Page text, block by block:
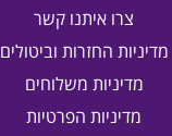
צרו איתנו קשר
מדיניות החזרות וביטולים
מדיניות משלוחים
מדיניות הפרטיות